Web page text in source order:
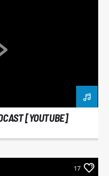
[YOUTUBE]
17